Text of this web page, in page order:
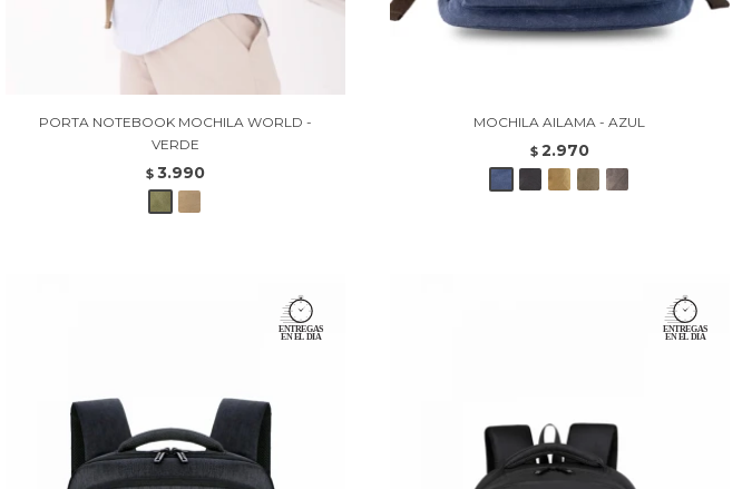
PORTA NOTEBOOK MOCHILA WORLD -
VERDE
$ 3.990
MOCHILA AILAMA - AZUL
$ 2.970